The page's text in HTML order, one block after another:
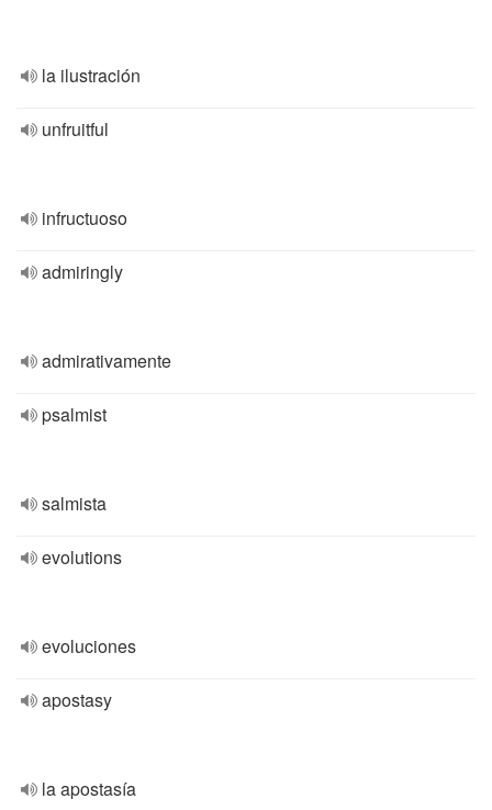
la ilustración
unfruitful
infructuoso
admiringly
admirativamente
psalmist
salmista
evolutions
evoluciones
apostasy
la apostasía